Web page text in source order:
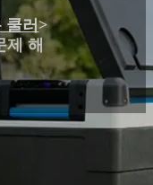
쿨러>
제 해